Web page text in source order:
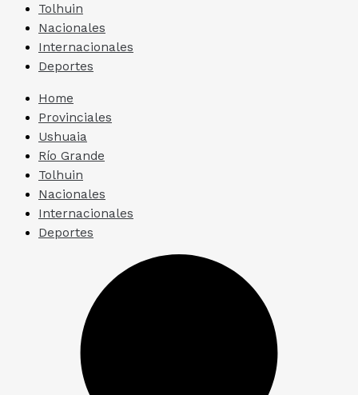
Tolhuin
Nacionales
Internacionales
Deportes
Home
Provinciales
Ushuaia
Río Grande
Tolhuin
Nacionales
Internacionales
Deportes